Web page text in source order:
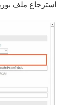
استرجاع ملف